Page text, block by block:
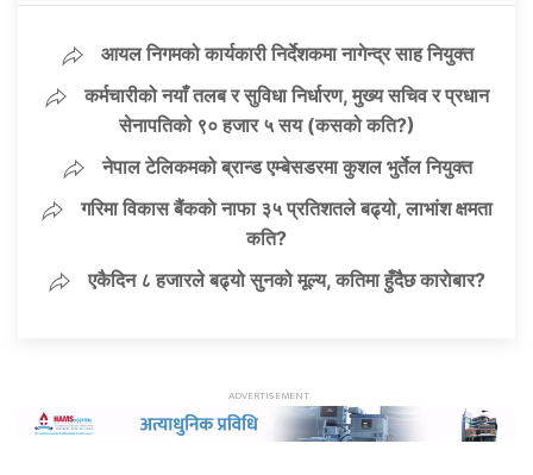
आयल निगमको कार्यकारी निर्देशकमा नागेन्द्र साह नियुक्त
कर्मचारीको नयाँ तलब र सुविधा निर्धारण, मुख्य सचिव र प्रधान
सेनापतिको ९० हजार ५ सय (कसको कति?)
नेपाल टेलिकमको ब्रान्ड एम्बेसडरमा कुशल भुर्तेल नियुक्त
गरिमा विकास बैंककाे नाफा ३५ प्रतिशतले बढ्यो, लाभांश क्षमता
कति?
एकैदिन ८ हजारले बढ्यो सुनको मूल्य, कतिमा हुँदैछ काराेबार?